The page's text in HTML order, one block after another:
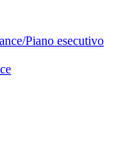
Piano esecutivo